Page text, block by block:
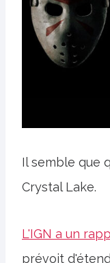
Il semble que
Crystal Lake.
L'IGN a un
prévoit